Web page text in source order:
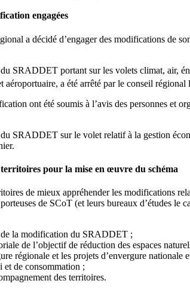
engagées
a décidé d’engager des modifications de
SRADDET portant sur les volets climat, air,
a été arrêté par le conseil régional
ont été soumis à l’avis des personnes et
SRADDET sur le volet relatif à la gestion
territoires pour la mise en œuvre du schéma
de mieux appréhender les modifications
de SCoT (et leurs bureaux d’études
la modification du SRADDET ;
de l’objectif de réduction des espaces
régionale et les projets d’envergure nationale
et de consommation ;
des territoires.